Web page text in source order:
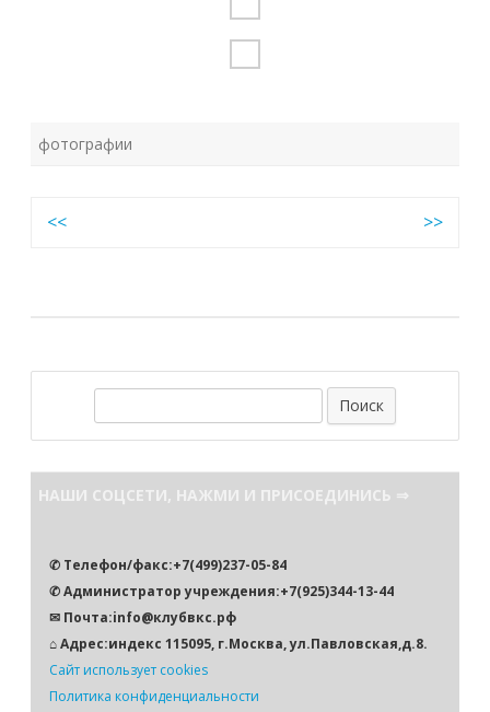
фотографии
Навигация
<< >>
НАШИ СОЦСЕТИ, НАЖМИ И ПРИСОЕДИНИСЬ ⇒
✆ Телефон/факс:+7(499)237-05-84
✆ Администратор учреждения:+7(925)344-13-44
✉ Почта:info@клубвкс.рф
⌂ Адрес:индекс 115095, г.Москва, ул.Павловская,д.8.
Сайт использует cookies
Политика конфиденциальности